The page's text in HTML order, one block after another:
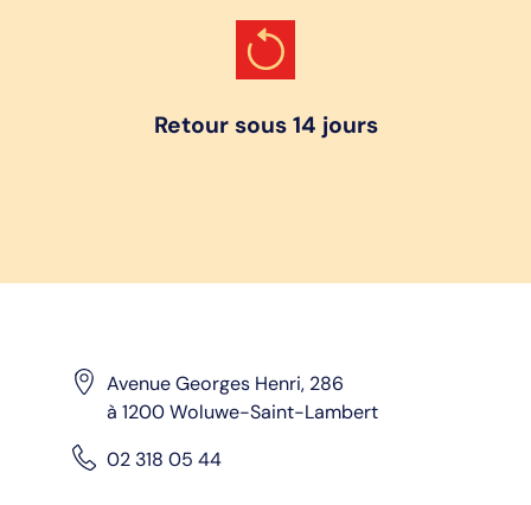
Retour sous 14 jours
Avenue Georges Henri, 286
à 1200 Woluwe-Saint-Lambert
02 318 05 44